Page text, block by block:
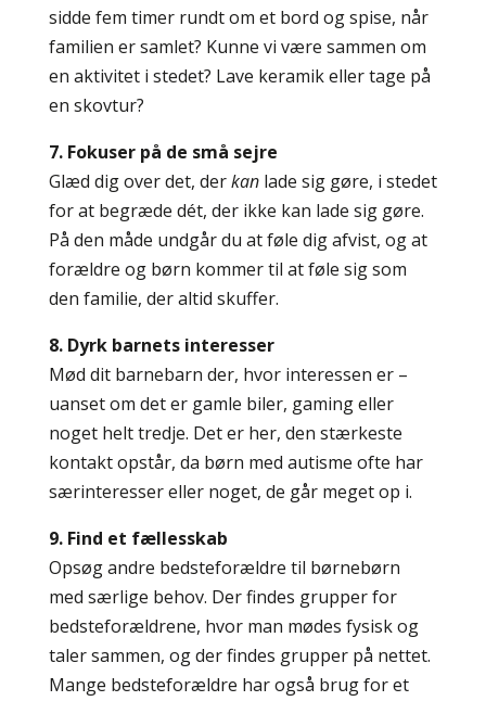
sidde fem timer rundt om et bord og spise, når
familien er samlet? Kunne vi være sammen om
en aktivitet i stedet? Lave keramik eller tage på
en skovtur?
7. Fokuser på de små sejre
Glæd dig over det, derkanlade sig gøre, i stedet
for at begræde dét, der ikke kan lade sig gøre.
På den måde undgår du at føle dig afvist, og at
forældre og børn kommer til at føle sig som
den familie, der altid skuffer.
8. Dyrk barnets interesser
Mød dit barnebarn der, hvor interessen er –
uanset om det er gamle biler, gaming eller
noget helt tredje. Det er her, den stærkeste
kontakt opstår, da børn med autisme ofte har
særinteresser eller noget, de går meget op i.
9. Find et fællesskab
Opsøg andre bedsteforældre til børnebørn
med særlige behov. Der findes grupper for
bedsteforældrene, hvor man mødes fysisk og
taler sammen, og der findes grupper på nettet.
Mange bedsteforældre har også brug for et